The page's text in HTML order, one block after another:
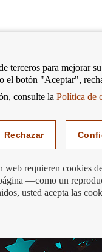
ayudarte Mostrar
menú
- Pase a
terceros para mejorar
el botón "Aceptar",
consulte la Política de
Rechazar
requieren cookies
—como un
usted acepta las